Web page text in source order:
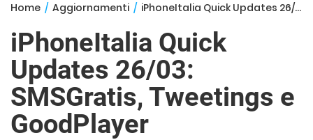
Home / Aggiornamenti / iPhoneItalia Quick Updates 26/03: SMSGratis, Tweetings e GoodPlayer
iPhoneItalia Quick
Updates 26/03:
SMSGratis, Tweetings e
GoodPlayer